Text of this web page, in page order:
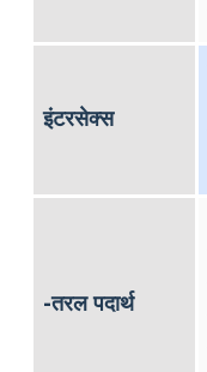
इंटरसेक्स
-तरल पदार्थ